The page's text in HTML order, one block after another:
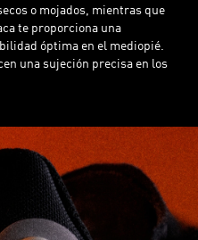
o mojados, mientras que
te proporciona una
óptima en el mediopié.
una sujeción precisa en los